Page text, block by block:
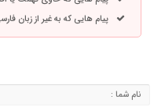
پیام هایی که به غیر از زبان